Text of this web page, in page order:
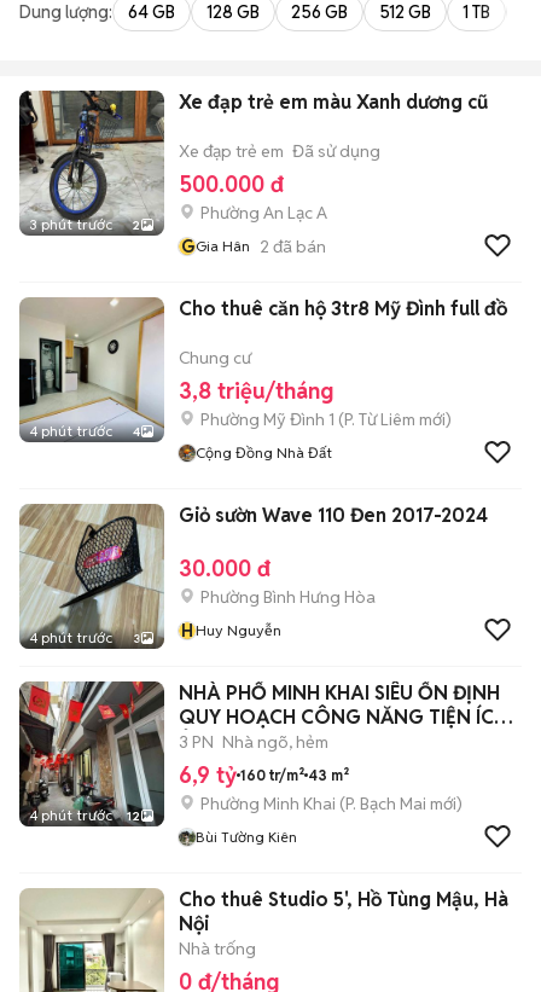
Dung lượng: 64 GB 128 GB 256 GB 512 GB 1 TB
3 phút trước 2
Xe đạp trẻ em màu Xanh dương cũ
Xe đạp trẻ em Đã sử dụng
500.000 đ
Phường An Lạc A
GGia Hân 2 đã bán
4 phút trước 4
Cho thuê căn hộ 3tr8 Mỹ Đình full đồ
Chung cư
3,8 triệu/tháng
Phường Mỹ Đình 1 (P. Từ Liêm mới)
Cộng Đồng Nhà Đất
4 phút trước 3
Giỏ sườn Wave 110 Đen 2017-2024
30.000 đ
Phường Bình Hưng Hòa
HHuy Nguyễn
4 phút trước 12
NHÀ PHỐ MINH KHAI SIÊU ỔN ĐỊNH
QUY HOẠCH CÔNG NĂNG TIỆN ÍCH
Ở NGAY.
3 PN Nhà ngõ, hẻm
6,9 tỷ 160 tr/m² 43 m²
Phường Minh Khai (P. Bạch Mai mới)
Bùi Tường Kiên
Cho thuê Studio 5', Hồ Tùng Mậu, Hà
Nội
Nhà trống
0 đ/tháng